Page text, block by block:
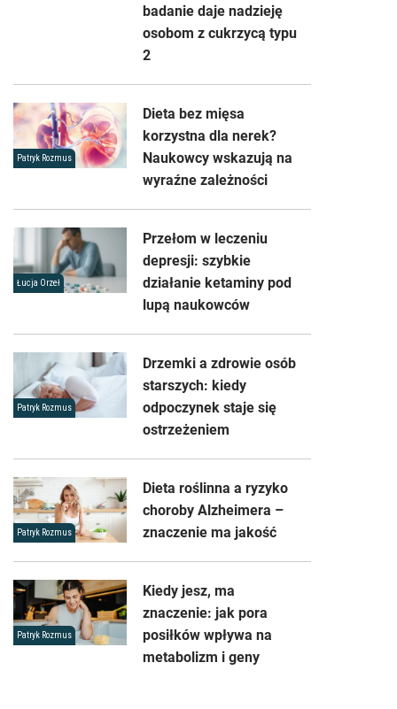
badanie daje nadzieję
osobom z cukrzycą typu
2
Patryk Rozmus
Dieta bez mięsa
korzystna dla nerek?
Naukowcy wskazują na
wyraźne zależności
Łucja Orzeł
Przełom w leczeniu
depresji: szybkie
działanie ketaminy pod
lupą naukowców
Patryk Rozmus
Drzemki a zdrowie osób
starszych: kiedy
odpoczynek staje się
ostrzeżeniem
Patryk Rozmus
Dieta roślinna a ryzyko
choroby Alzheimera –
znaczenie ma jakość
Patryk Rozmus
Kiedy jesz, ma
znaczenie: jak pora
posiłków wpływa na
metabolizm i geny